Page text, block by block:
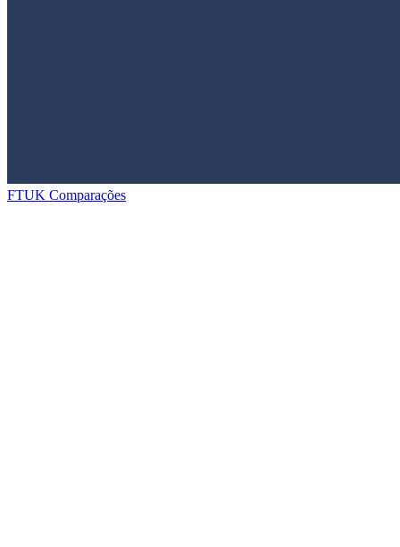
FTUK Comparações